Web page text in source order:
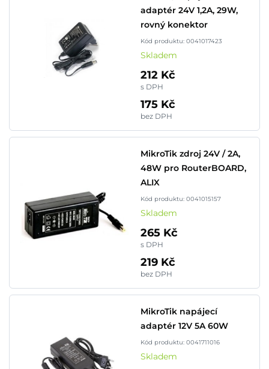
adaptér 24V 1,2A, 29W,
rovný konektor
Kód produktu: 0041017423
Skladem
212 Kč
s DPH
175 Kč
bez DPH
MikroTik zdroj 24V / 2A,
48W pro RouterBOARD,
ALIX
Kód produktu: 0041015157
Skladem
265 Kč
s DPH
219 Kč
bez DPH
MikroTik napájecí
adaptér 12V 5A 60W
Kód produktu: 0041711016
Skladem